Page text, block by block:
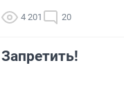
4 201 20
Запретить!